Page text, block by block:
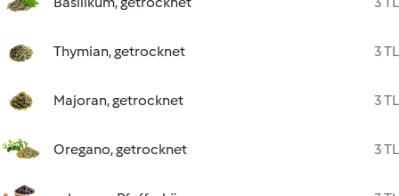
Thymian, getrocknet 3 TL
Majoran, getrocknet 3 TL
Oregano, getrocknet 3 TL